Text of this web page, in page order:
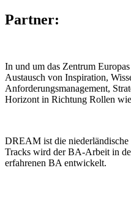
Partner:
In und um das Zentrum
Austausch von Inspiration,
Anforderungsmanagement,
Horizont in Richtung Rollen
DREAM ist die
Tracks wird der BA-Arbeit in
erfahrenen BA entwickelt.